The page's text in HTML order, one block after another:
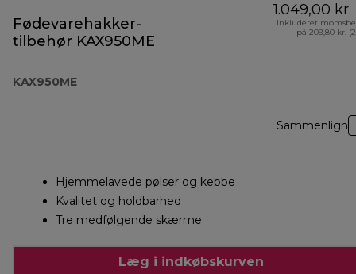
Fødevarehakker-
tilbehør KAX950ME
KAX950ME
1.049,00 kr.
Inkluderet
på 209,80 kr.
Sammenlign
Hjemmelavede pølser og kebbe
Kvalitet og holdbarhed
Tre medfølgende skærme
Læg i indkøbskurven